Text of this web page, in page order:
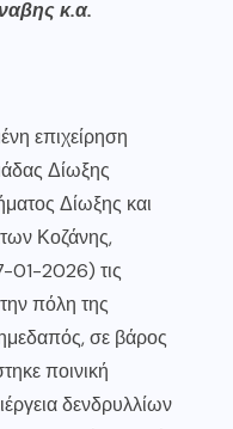
κ.α.
επιχείρηση
Δίωξης
Δίωξης και
Κοζάνης,
01-2026) τις
πόλη της
σε βάρος
ποινική
δενδρυλλίων